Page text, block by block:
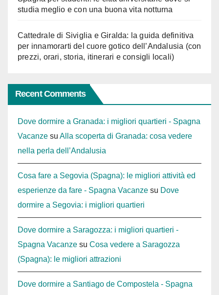
studia meglio e con una buona vita notturna
Cattedrale di Siviglia e Giralda: la guida definitiva
per innamorarti del cuore gotico dell’Andalusia (con
prezzi, orari, storia, itinerari e consigli locali)
Recent Comments
Dove dormire a Granada: i migliori quartieri - Spagna
Vacanze su Alla scoperta di Granada: cosa vedere
nella perla dell’Andalusia
Cosa fare a Segovia (Spagna): le migliori attività ed
esperienze da fare - Spagna Vacanze su Dove
dormire a Segovia: i migliori quartieri
Dove dormire a Saragozza: i migliori quartieri -
Spagna Vacanze su Cosa vedere a Saragozza
(Spagna): le migliori attrazioni
Dove dormire a Santiago de Compostela - Spagna